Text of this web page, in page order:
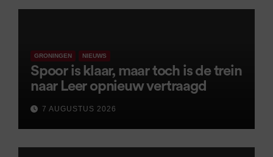
GRONINGEN NIEUWS
Spoor is klaar, maar toch is de trein
naar Leer opnieuw vertraagd
7 AUGUSTUS 2026